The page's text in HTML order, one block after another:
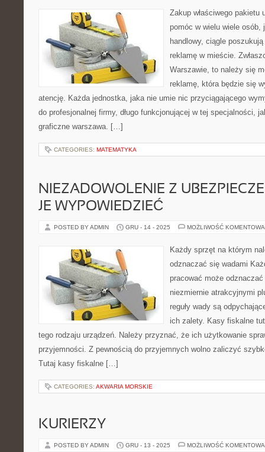
Zakup właściwego pakietu
pomóc w wielu wiele osób,
handlowy, ciągle
reklamę w mieście.
Warszawie, to należy się
reklamę, która będzie się
atencję. Każda jednostka, jaka nie umie nic przyciągającego
do profesjonalnej firmy, długo funkcjonującej w tej specjalności,
graficzne warszawa. […]
CATEGORIES: MATEMATYKA
NIEZADOWOLENIE Z
JE WYPOWIEDZIEĆ
POSTED BY ADMIN GRU - 14 - 2025 MOŻLIWOŚĆ
Każdy sprzęt na którym
odznaczać się wadami
pracować może
niezmiernie atrakcyjnymi
reguły wady są
ich zalety. Kasy fiskalne
tego rodzaju urządzeń. Należy przyznać, że ich użytkowanie
przyjemności. Z pewnością do przyjemnych wolno zaliczyć
Tutaj kasy fiskalne […]
CATEGORIES: AKWARIA MORSKIE
KURIERZY
POSTED BY ADMIN GRU - 13 - 2025 MOŻLIWOŚĆ